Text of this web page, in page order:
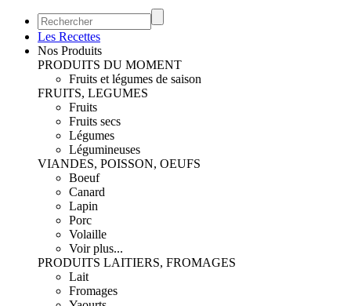
Les Recettes
Nos Produits
PRODUITS DU MOMENT
Fruits et légumes de saison
FRUITS, LEGUMES
Fruits
Fruits secs
Légumes
Légumineuses
VIANDES, POISSON, OEUFS
Boeuf
Canard
Lapin
Porc
Volaille
Voir plus...
PRODUITS LAITIERS, FROMAGES
Lait
Fromages